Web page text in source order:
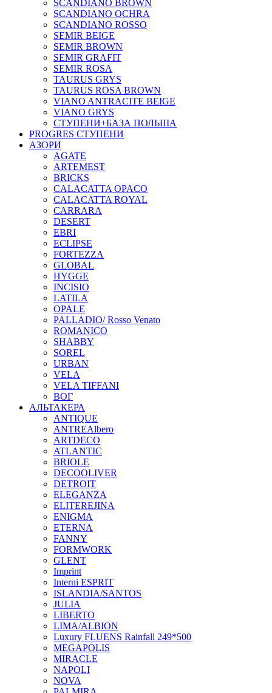
SCANDIANO BROWN
SCANDIANO OCHRA
SCANDIANO ROSSO
SEMIR BEIGE
SEMIR BROWN
SEMIR GRAFIT
SEMIR ROSA
TAURUS GRYS
TAURUS ROSA BROWN
VIANO ANTRACITE BEIGE
VIANO GRYS
СТУПЕНИ+БАЗА ПОЛЬША
PROGRES СТУПЕНИ
АЗОРИ
AGATE
ARTEMEST
BRICKS
CALACATTA OPACO
CALACATTA ROYAL
CARRARA
DESERT
EBRI
ECLIPSE
FORTEZZA
GLOBAL
HYGGE
INCISIO
LATILA
OPALE
PALLADIO/ Rosso Venato
ROMANICO
SHABBY
SOREL
URBAN
VELA
VELA TIFFANI
ВОГ
АЛЬТАКЕРА
ANTIQUE
ANTREAlbero
ARTDECO
ATLANTIC
BRIOLE
DECOOLIVER
DETROIT
ELEGANZA
ELITEREJINA
ENIGMA
ETERNA
FANNY
FORMWORK
GLENT
Imprint
Interni ESPRIT
ISLANDIA/SANTOS
JULIA
LIBERTO
LIMA/ALBION
Luxury FLUENS Rainfall 249*500
MEGAPOLIS
MIRACLE
NAPOLI
NOVA